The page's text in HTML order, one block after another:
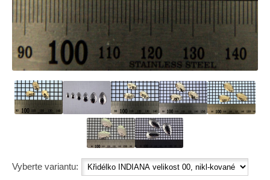
Vyberte variantu: